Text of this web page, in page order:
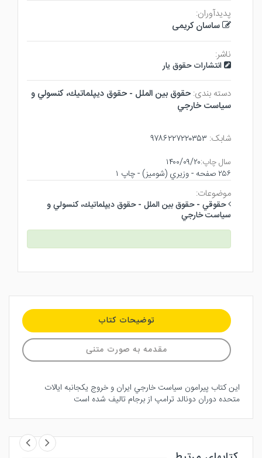
پدیدآوران:
ساسان کریمی
ناشر:
انتشارات حقوق یار
دسته بندی: حقوق بين الملل - حقوق ديپلماتيك، كنسولي و
سياست خارجي
شابک: ۹۷۸۶۲۲۷۲۲۰۳۵۳
سال چاپ:۱۴۰۰/۰۹/۲۰
۲۵۶ صفحه - وزيري (شوميز) - چاپ ۱
موضوعات:
حقوقي - حقوق بين الملل - حقوق ديپلماتيك، كنسولي و
سياست خارجي
توضیحات کتاب
مقدمه به صورت متنی
اين كتاب پيرامون سياست خارجي ايران و خروج يكجانبه ايالات
متحده دوران دونالد ترامپ از برجام تاليف شده است